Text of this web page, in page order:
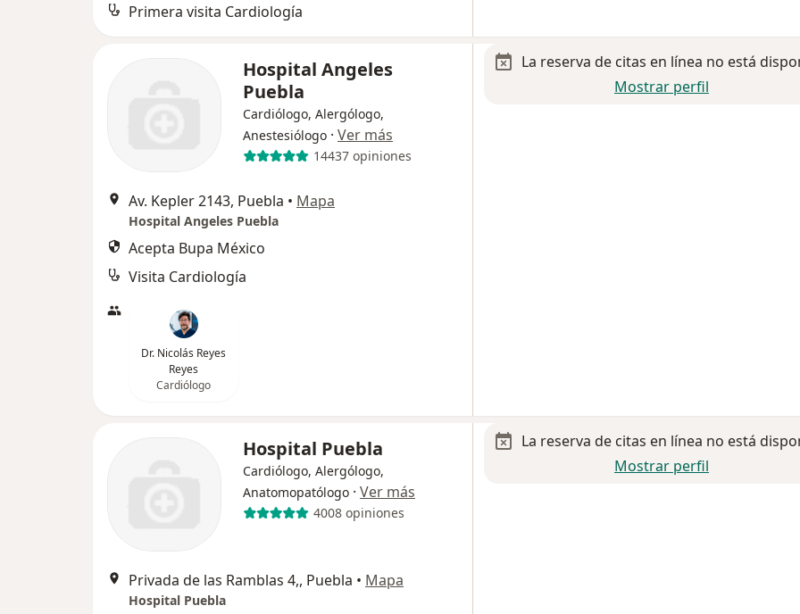
Primera visita Cardiología
Hospital Angeles
Puebla
Cardiólogo, Alergólogo,
Anestesiólogo · Ver más
14437 opiniones
Av. Kepler 2143, Puebla • Mapa
Hospital Angeles Puebla
Acepta Bupa México
Visita Cardiología
Dr. Nicolás Reyes
Reyes
Cardiólogo
La reserva de citas en línea no está
Mostrar perfil
Hospital Puebla
Cardiólogo, Alergólogo,
Anatomopatólogo · Ver más
4008 opiniones
Privada de las Ramblas 4,, Puebla • Mapa
Hospital Puebla
La reserva de citas en línea no está
Mostrar perfil